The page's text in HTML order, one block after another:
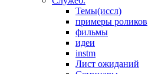
Темы(иссл)
примеры роликов
фильмы
идеи
instm
Лист ожиданий